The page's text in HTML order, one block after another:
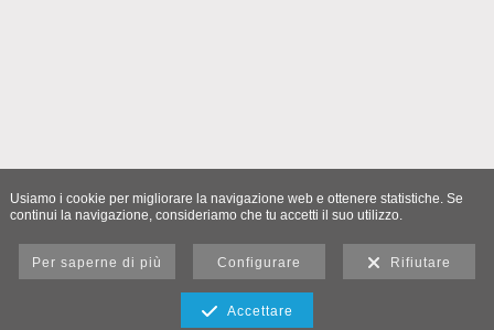
Usiamo i cookie per migliorare la navigazione web e ottenere statistiche. Se
continui la navigazione, consideriamo che tu accetti il suo utilizzo.
Per saperne di più Configurare Rifiutare
Accettare